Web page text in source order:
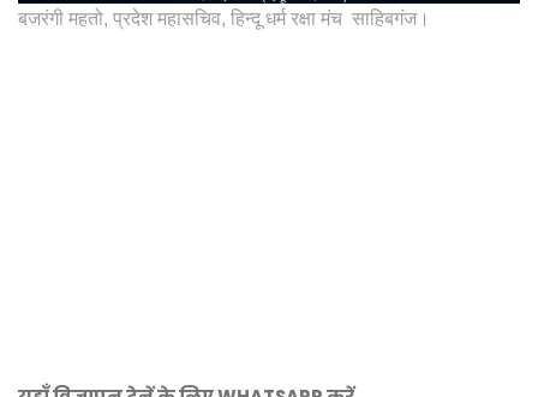
बजरंगी महतो, प्रदेश महासचिव, हिन्दू धर्म रक्षा मंच साहिबगंज।